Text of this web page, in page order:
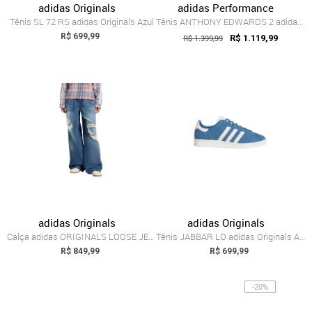
adidas Originals
Tênis SL 72 RS adidas Originals Azul
R$ 699,99
adidas Performance
Tênis ANTHONY EDWARDS 2 adidas Performance Azul
R$ 1.399,99 R$ 1.119,99
adidas Originals
Calça adidas ORIGINALS LOOSE JEANS DISTR...
R$ 849,99
adidas Originals
Tênis JABBAR LO adidas Originals Azul
R$ 699,99
-20%